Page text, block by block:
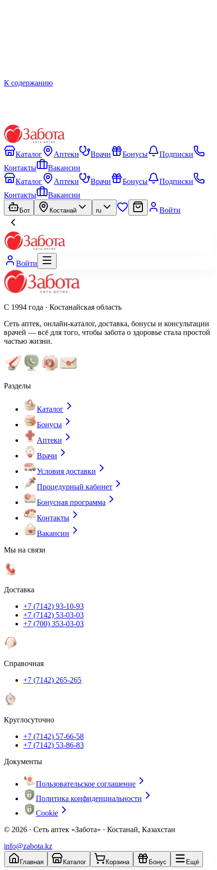
К содержанию
Каталог Аптеки Врачи Бонусы
Подписки
Контакты
Вакансии
Каталог
Аптеки Врачи Бонусы
Подписки
Контакты
Вакансии
Бот Костанай ru Войти
Войти
С 1994 года · Костанайская область
Сеть аптек, онлайн-каталог, доставка, бонусы и консультации
врачей — всё для того, чтобы забота о здоровье стала простой
частью жизни.
Разделы
Каталог
Бонусы
Аптеки
Врачи
Условия доставки
Процедурный кабинет
Бонусная программа
Контакты
Вакансии
Мы на связи
Доставка
+7 (7142) 93-10-93
+7 (7142) 53-03-03
+7 (700) 353-03-03
Справочная
+7 (7142) 265-265
Круглосуточно
+7 (7142) 57-66-58
+7 (7142) 53-86-83
Документы
Пользовательское соглашение
Политика конфиденциальности
Cookie
© 2026 · Сеть аптек «Забота» · Костанай, Казахстан
info@zabota.kz
Главная Каталог Корзина Бонус Ещё